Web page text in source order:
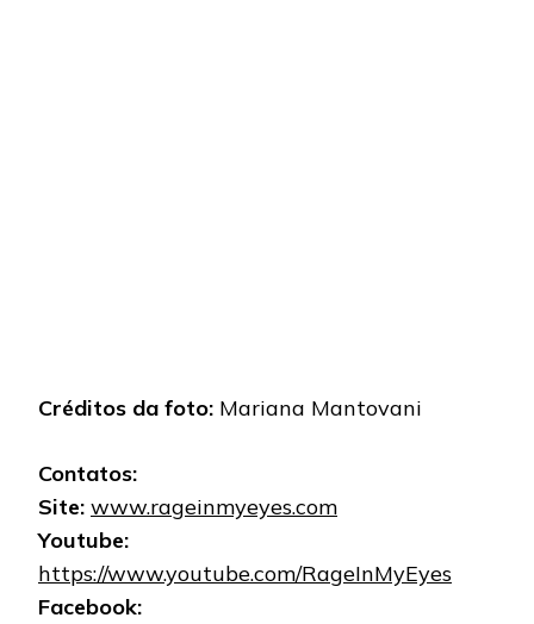
Créditos da foto: Mariana Mantovani
Contatos:
Site: www.rageinmyeyes.com
Youtube:
https://www.youtube.com/RageInMyEyes
Facebook: